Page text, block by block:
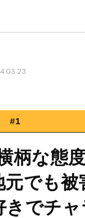
#1
柄な態
元でも
きでチ